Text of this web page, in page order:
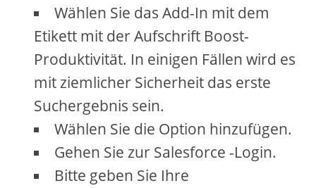
Wählen Sie das Add-In mit dem
Etikett mit der Aufschrift Boost-
Produktivität. In einigen Fällen wird es
mit ziemlicher Sicherheit das erste
Suchergebnis sein.
Wählen Sie die Option hinzufügen.
Gehen Sie zur Salesforce -Login.
Bitte geben Sie Ihre